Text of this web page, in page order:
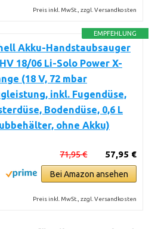
Preis inkl. MwSt., zzgl. Versandkosten
EMPFEHLUNG
Akku-Handstaubsauger
18/06 Li-Solo Power X-
(18 V, 72 mbar
inkl. Fugendüse,
Bodendüse, 0,6 L
ohne Akku)
57,95 €
71,95 €
Bei Amazon ansehen
Preis inkl. MwSt., zzgl. Versandkosten